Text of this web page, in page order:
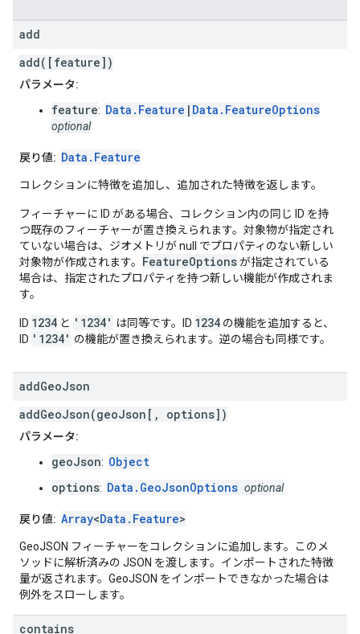
add
add([feature])
パラメータ:
feature: Data.Feature | Data.FeatureOptions
optional
戻り値: Data.Feature
コレクションに特徴を追加し、追加された特徴を返します。
フィーチャーに ID がある場合、コレクション内の同じ ID を持
つ既存のフィーチャーが置き換えられます。対象物が指定され
ていない場合は、ジオメトリが null でプロパティのない新しい
対象物が作成されます。 FeatureOptionsが指定されている
場合は、指定されたプロパティを持つ新しい機能が作成されま
す。
ID 1234 と '1234' は同等です。ID 1234 の機能を追加すると、
ID '1234' の機能が置き換えられます。逆の場合も同様です。
addGeoJson
addGeoJson(geoJson[, options])
パラメータ:
geoJson: Object
options: Data.GeoJsonOptions optional
戻り値: Array<Data.Feature>
GeoJSON フィーチャーをコレクションに追加します。このメ
ソッドに解析済みの JSON を渡します。インポートされた特徴
量が返されます。GeoJSON をインポートできなかった場合は
例外をスローします。
contains